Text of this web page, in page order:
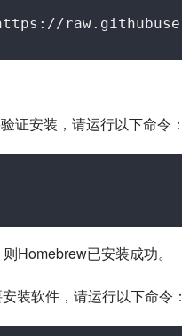
证安装，请运行以下命令：
Homebrew已安装成功。
装软件，请运行以下命令：